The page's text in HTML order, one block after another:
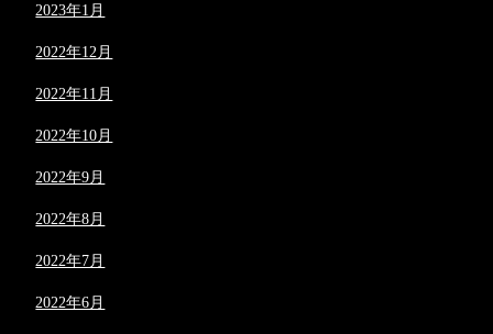
2023年1月
2022年12月
2022年11月
2022年10月
2022年9月
2022年8月
2022年7月
2022年6月